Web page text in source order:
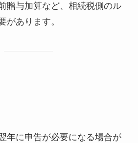
贈与加算など、相続税側のル
があります。
年に申告が必要になる場合が